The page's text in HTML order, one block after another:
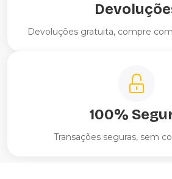
Devoluções gratuita, compre
100%
Transações seguras, sem